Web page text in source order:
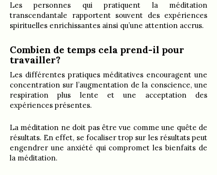
Les personnes qui pratiquent la méditation
transcendantale rapportent souvent des expériences
spirituelles enrichissantes ainsi qu’une attention accrus.
Combien de temps cela prend-il pour
travailler?
Les différentes pratiques méditatives encouragent une
concentration sur l’augmentation de la conscience, une
respiration plus lente et une acceptation des
expériences présentes.
La méditation ne doit pas être vue comme une quête de
résultats. En effet, se focaliser trop sur les résultats peut
engendrer une anxiété qui compromet les bienfaits de
la méditation.